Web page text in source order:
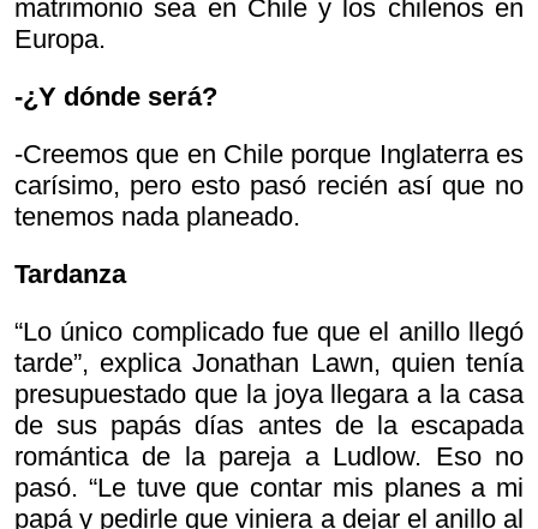
matrimonio sea en Chile y los chilenos en
Europa.
-¿Y dónde será?
-Creemos que en Chile porque Inglaterra es
carísimo, pero esto pasó recién así que no
tenemos nada planeado.
Tardanza
“Lo único complicado fue que el anillo llegó
tarde”, explica Jonathan Lawn, quien tenía
presupuestado que la joya llegara a la casa
de sus papás días antes de la escapada
romántica de la pareja a Ludlow. Eso no
pasó. “Le tuve que contar mis planes a mi
papá y pedirle que viniera a dejar el anillo al